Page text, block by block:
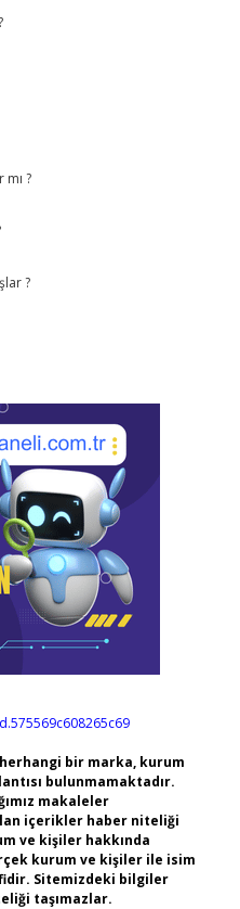
?
?
bir marka, kurum
bulunmamaktadır.
makaleler
içerikler haber niteliği
ve kişiler hakkında
kurum ve kişiler ile isim
Sitemizdeki bilgiler
taşımazlar.